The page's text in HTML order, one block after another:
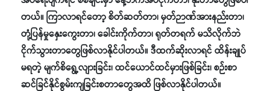
တယ်။ ကြာလာရင်တော့ စိတ်ဆတ်တာ၊ မှတ်ဉာဏ်အားနည်းတာ၊
တုံ့ပြန်မှုနှေးကွေးတာ၊ ခေါင်းကိုက်တာ၊ ရုတ်တရက် မသိလိုက်ဘဲ
ငိုက်သွားတာတွေဖြစ်လာနိုင်ပါတယ်။ ဒီထက်ဆိုးလာရင် ထိန်းချုပ်
မရတဲ့ မျက်စိရွေ့လျားခြင်း၊ ထင်ယောင်ထင်မှားဖြစ်ခြင်း၊ စဉ်းစာ
ဆင်ခြင်နိုင်စွမ်းကျခြင်းစတာတွေအထိ ဖြစ်လာနိုင်ပါတယ်။